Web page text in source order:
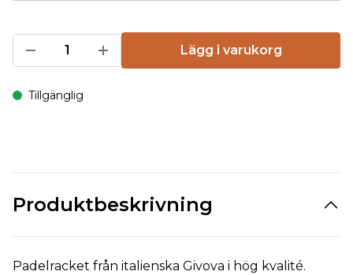
Lägg i varukorg
Tillgänglig
Produktbeskrivning
Padelracket från italienska Givova i hög kvalité.